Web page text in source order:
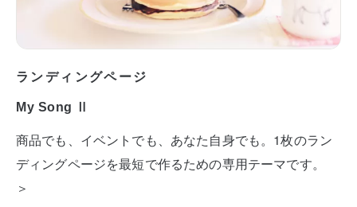
ランディングページ
My Song Ⅱ
商品でも、イベントでも、あなた自身でも。1枚のラン
ディングページを最短で作るための専用テーマです。
＞